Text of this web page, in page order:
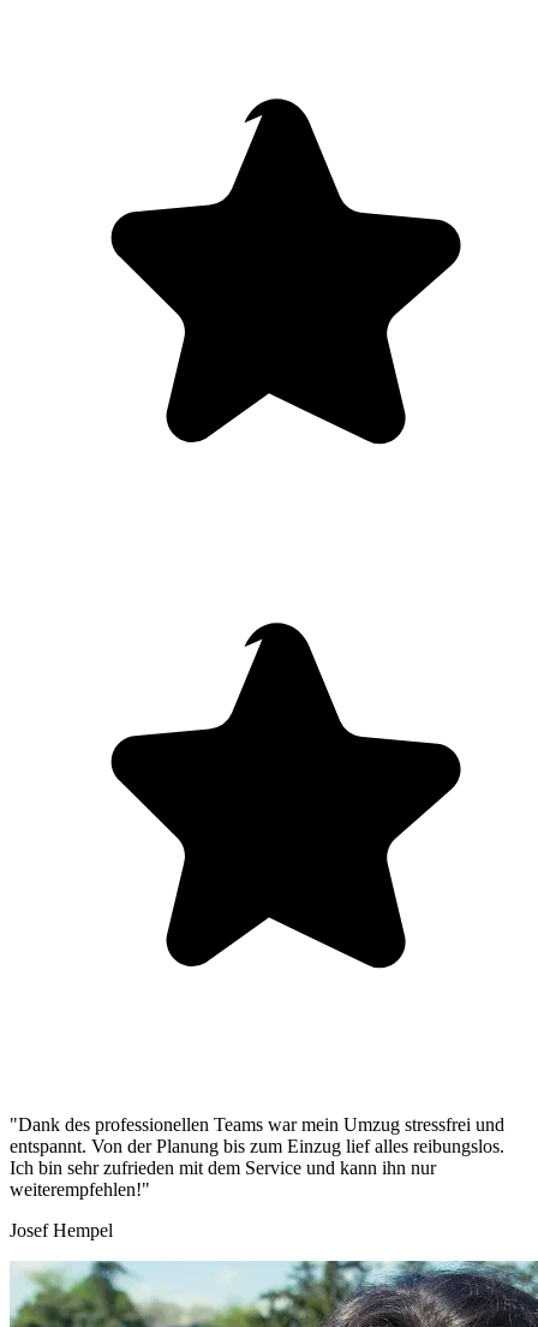
"Dank des professionellen Teams war mein Umzug stressfrei und
entspannt. Von der Planung bis zum Einzug lief alles reibungslos.
Ich bin sehr zufrieden mit dem Service und kann ihn nur
weiterempfehlen!"
Josef Hempel